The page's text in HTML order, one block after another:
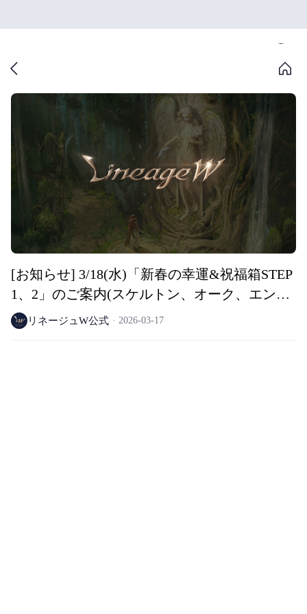
[お知らせ] 3/18(水)「新春の幸運&祝福箱STEP
1、2」のご案内(スケルトン、オーク、エン
ト、フェイラー、アリア ワールド除外)
リネージュW公式 2026-03-17